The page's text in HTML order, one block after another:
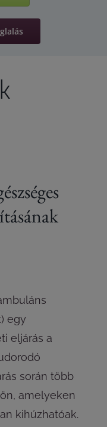
egy
eljárás a
során több
amelyeken
kihúzhatóak.